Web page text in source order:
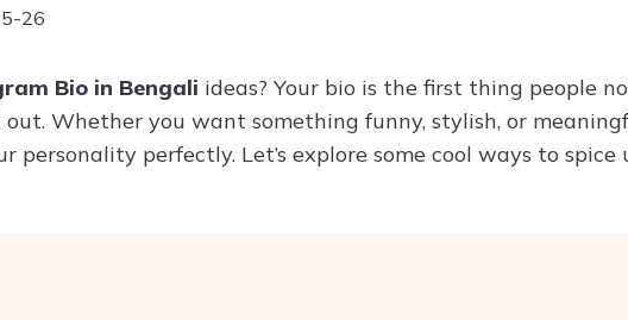
26
Bio in Bengali ideas? Your bio is the first thing people
Whether you want something funny, stylish, or
personality perfectly. Let’s explore some cool ways to